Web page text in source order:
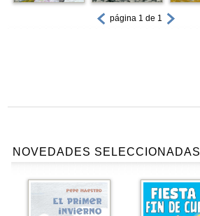
página 1 de 1
NOVEDADES SELECCIONADAS